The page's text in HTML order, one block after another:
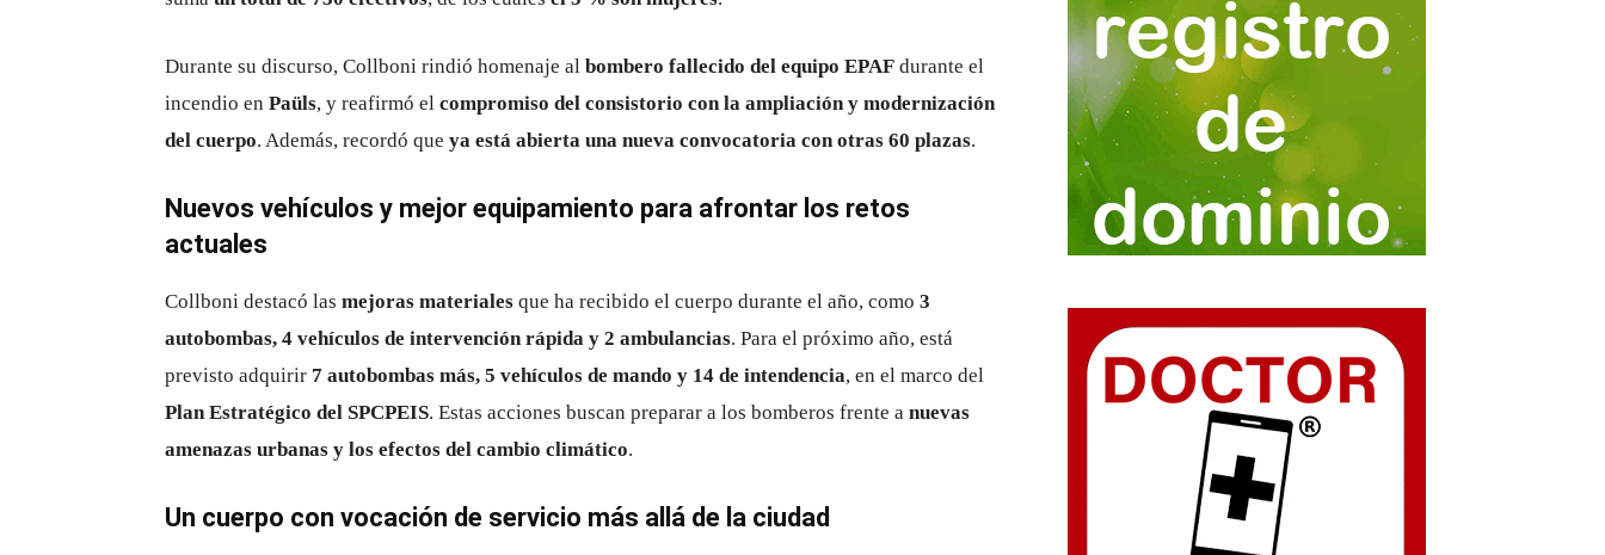
Durante su discurso, Collboni rindió homenaje al bombero fallecido del equipo EPAF durante el
incendio en Paüls, y reafirmó el compromiso del consistorio con la ampliación y modernización
del cuerpo. Además, recordó que ya está abierta una nueva convocatoria con otras 60 plazas.
Nuevos vehículos y mejor equipamiento para afrontar los retos
actuales
Collboni destacó las mejoras materiales que ha recibido el cuerpo durante el año, como 3
autobombas, 4 vehículos de intervención rápida y 2 ambulancias. Para el próximo año, está
previsto adquirir 7 autobombas más, 5 vehículos de mando y 14 de intendencia, en el marco del
Plan Estratégico del SPCPEIS. Estas acciones buscan preparar a los bomberos frente a nuevas
amenazas urbanas y los efectos del cambio climático.
Un cuerpo con vocación de servicio más allá de la ciudad